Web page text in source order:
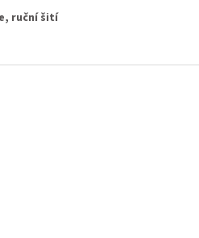
, ruční šití